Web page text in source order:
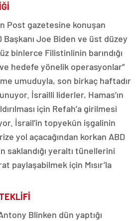
Post gazetesine konuşan
Başkanı Joe Biden ve üst düzey
binlerce Filistinlinin barındığı
ve hedefe yönelik operasyonlar”
umuduyla, son birkaç haftadır
İsrailli liderler, Hamas’ın
için Refah’a girilmesi
İsrail’in topyekûn işgalinin
yol açacağından korkan ABD
saklandığı yeraltı tünellerini
paylaşabilmek için Mısır’la
Blinken dün yaptığı